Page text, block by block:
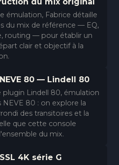
émulation, Fabrice détaille
du mix de référence — EQ,
routing — pour établir un
clair et objectif à la
80 — Lindell 80
plugin Lindell 80, émulation
NEVE 80 : on explore la
des transitoires et la
que cette console
du mix.
4K série G